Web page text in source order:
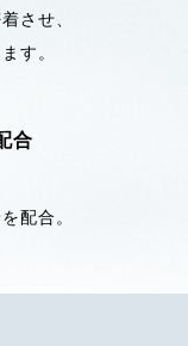
させ、
す。
合
配合。